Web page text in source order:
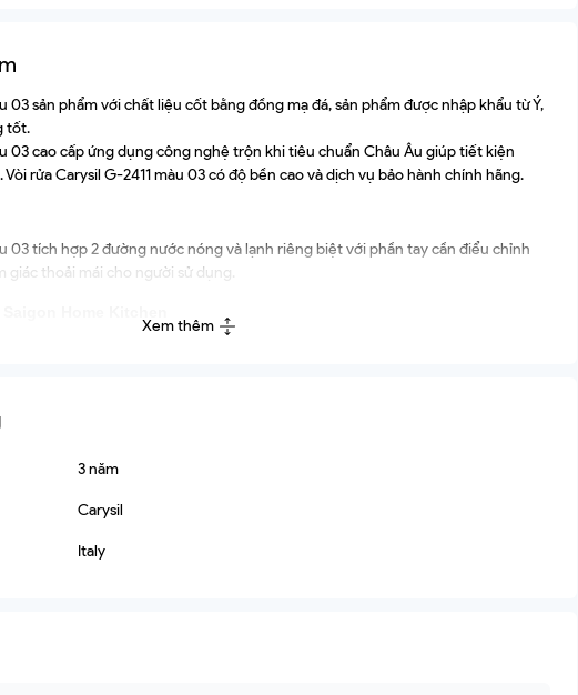
03 sản phẩm với chất liệu cốt bằng đồng mạ đá, sản phẩm được nhập khẩu từ Ý,
tốt.
03 cao cấp ứng dụng công nghệ trộn khi tiêu chuẩn Châu Âu giúp tiết kiện
rửa Carysil G-2411 màu 03 có độ bền cao và dịch vụ bảo hành chính hãng.
03 tích hợp 2 đường nước nóng và lạnh riêng biệt với phần tay cần điểu chỉnh
giác thoải mái cho người sử dụng.
mãi và nhiều quà tặng hấp dẫn khi khách hàng mua sản phẩm.
hãng 100%.
hãng sản phẩm lên đến 2 năm và bảo trì trọn đời sản phẩm.
0901.382.555 để đặt và được tư vấn chi tiết hơn về sản phẩm.
Xem thêm
3 năm
Carysil
Italy